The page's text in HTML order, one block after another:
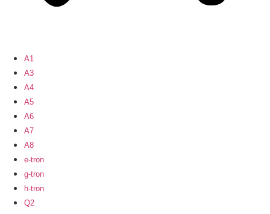
A1
A3
A4
A5
A6
A7
A8
e-tron
g-tron
h-tron
Q2